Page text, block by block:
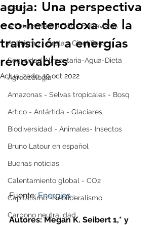
IPBES
Artículos de Opinión - Entrevistas
Activismo - Greta - Científicos
Seguridad Alimentaria-Agua-Dieta
Agroecología
Amazonas - Selvas tropicales - Bosq
Artico - Antártida - Glaciares
Biodiversidad - Animales- Insectos
Bruno Latour en español
Buenas noticias
Calentamiento global - CO2
Capitalismo -Neoliberalismo
Carbono neutralidad
aguja: Una perspectiva
eco-heterodoxa de la
transición a energías
renovables
Actualizado:19 oct 2022
Fuente: Energies -
Autores: Megan K. Seibert 1,* y